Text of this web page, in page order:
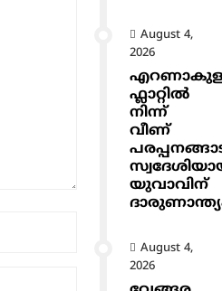
August 4,
2026
ഫ്ലാറ്റിൽ
നിന്ന്
വീണ്
യുവാവിന്
August 4,
2026